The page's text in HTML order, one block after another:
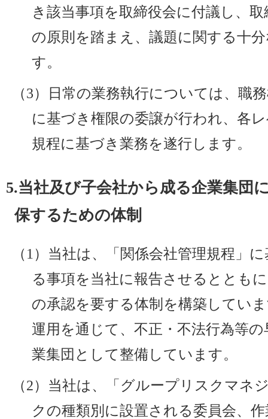
き該当事項を取締役会に付議し、
の原則を踏まえ、議題に関する十
す。
（3）日常の業務執行については、職
に基づき権限の委譲が行われ、各
規程に基づき業務を遂行します。
5.当社及び子会社から成る企業集団
保するための体制
（1）当社は、「関係会社管理規程」
る事項を当社に報告させるととも
の承認を要する体制を構築してい
運用を通じて、不正・不法行為等
業集団として整備しています。
（2）当社は、「グループリスクマネ
クの種類別に設置される委員会、